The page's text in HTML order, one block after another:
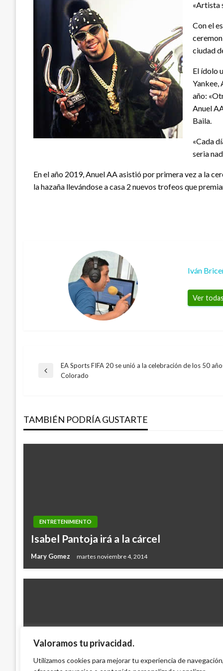
Valoramos tu privacidad.
Utilizamos cookies para mejorar tu experiencia de navegación,
«Artista
Con el
ciudad
El ídolo
Yankee,
año:
Anuel
Baila.
«Cada
seria
En el año 2019, Anuel AA asistió por primera vez a la
la hazaña llevándose a casa 2 nuevos trofeos que
Iván
Ver
Navegación
entradas
Entrada
EA Sports FIFA 20 se unió a la celebración de los 50
Colorado
TAMBIÉN PODRÍA GUSTARTE
ENTRETENIMIENTO
Isabel Pantoja irá a la cárcel
Mary Gomez martes noviembre 4, 2014
ENTRETENIMIENTO
Grammy Latinos 2015: Ocho premios